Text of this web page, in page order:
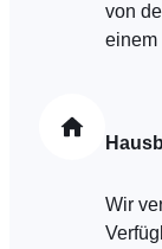
von
einem
Wir